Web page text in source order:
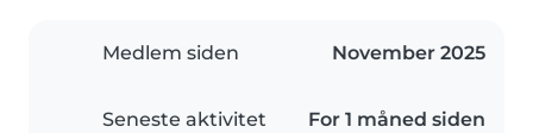
Medlem siden November 2025
Seneste aktivitet For 1 måned siden